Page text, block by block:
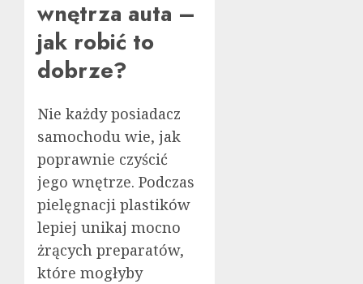
wnętrza auta –
jak robić to
dobrze?
Nie każdy posiadacz
samochodu wie, jak
poprawnie czyścić
jego wnętrze. Podczas
pielęgnacji plastików
lepiej unikaj mocno
żrących preparatów,
które mogłyby